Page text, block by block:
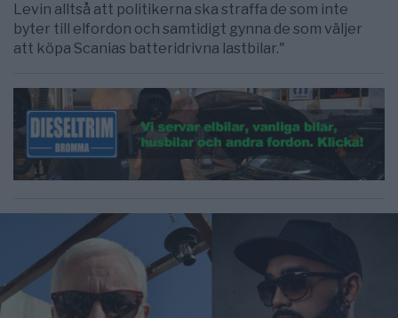
Levin alltså att politikerna ska straffa de som inte
byter till elfordon och samtidigt gynna de som väljer
att köpa Scanias batteridrivna lastbilar."